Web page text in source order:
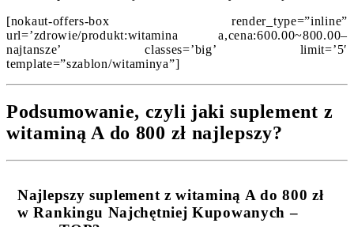
[nokaut-offers-box render_type=”inline”
url=’zdrowie/produkt:witamina a,cena:600.00~800.00–
najtansze’ classes=’big’ limit=’5′
template=”szablon/witaminya”]
Podsumowanie, czyli jaki suplement z
witaminą A do 800 zł najlepszy?
Najlepszy suplement z witaminą A do 800 zł
w Rankingu Najchętniej Kupowanych –